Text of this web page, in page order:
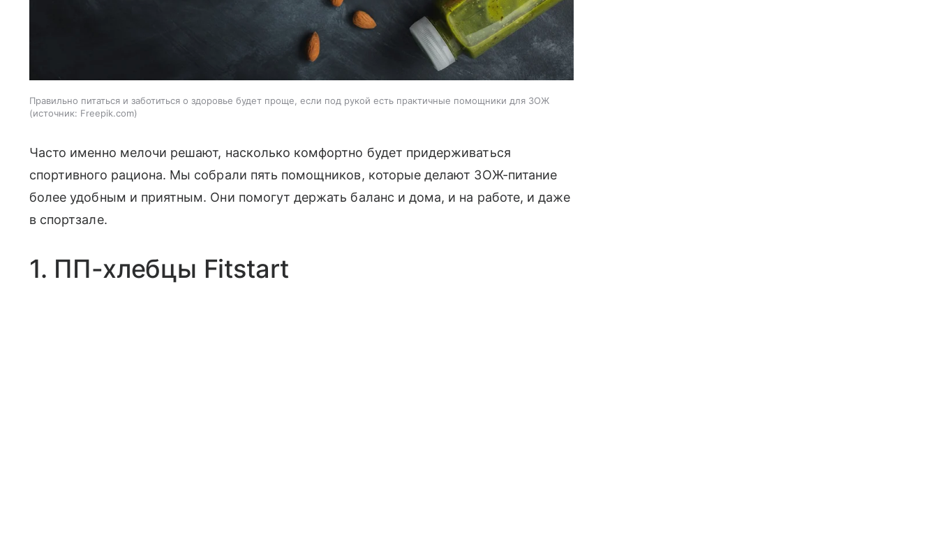
Правильно питаться и заботиться о здоровье будет проще, если под рукой есть практичные помощники для ЗОЖ
источник: Freepik.com
Часто именно мелочи решают, насколько комфортно будет придерживаться
спортивного рациона. Мы собрали пять помощников, которые делают ЗОЖ-питание
более удобным и приятным. Они помогут держать баланс и дома, и на работе, и даже
в спортзале.
1. ПП-хлебцы Fitstart